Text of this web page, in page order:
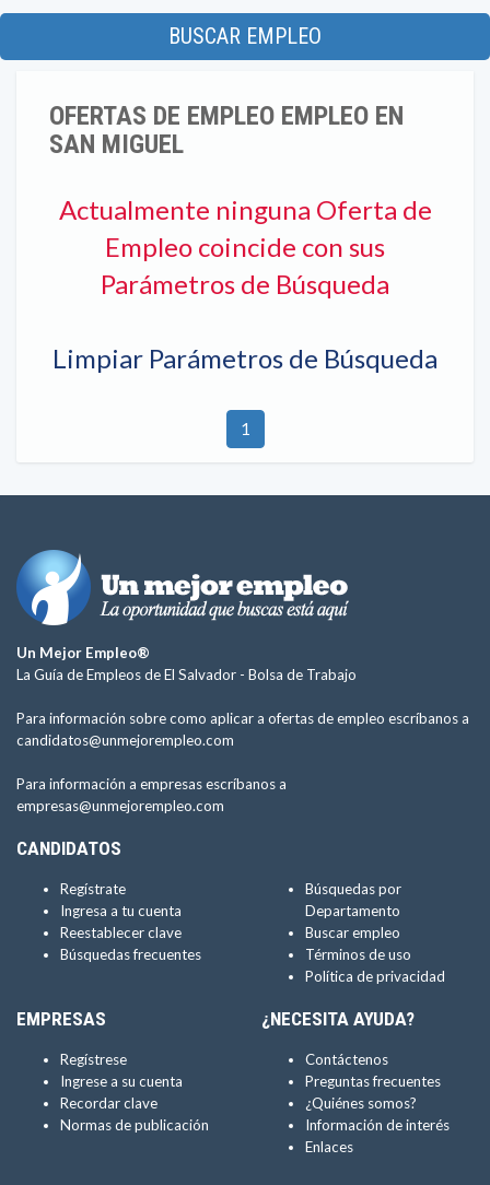
BUSCAR EMPLEO
OFERTAS DE EMPLEO EMPLEO EN
SAN MIGUEL
Actualmente ninguna Oferta de
Empleo coincide con sus
Parámetros de Búsqueda
Limpiar Parámetros de Búsqueda
1
Un Mejor Empleo®
La Guía de Empleos de El Salvador - Bolsa de Trabajo
Para información sobre como aplicar a ofertas de empleo escríbanos a
candidatos@unmejorempleo.com
Para información a empresas escríbanos a
empresas@unmejorempleo.com
CANDIDATOS
Regístrate
Ingresa a tu cuenta
Reestablecer clave
Búsquedas frecuentes
Búsquedas por
Departamento
Buscar empleo
Términos de uso
Política de privacidad
EMPRESAS
Regístrese
Ingrese a su cuenta
Recordar clave
Normas de publicación
¿NECESITA AYUDA?
Contáctenos
Preguntas frecuentes
¿Quiénes somos?
Información de interés
Enlaces